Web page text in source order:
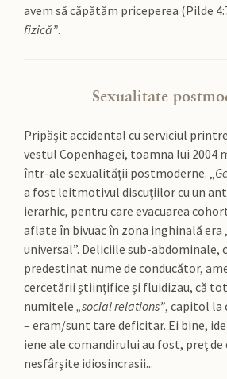
avem să căpătăm priceperea (Pilde
fizică”.
Sexualitate
Pripăşit accidental cu serviciul
vestul Copenhagei, toamna lui 2004
într-ale sexualităţii postmoderne. „
a fost leitmotivul discuţiilor cu un
ierarhic, pentru care evacuarea
aflate în bivuac în zona inghinală era
universal”. Deliciile sub-abdominale,
predestinat nume de conducător,
cercetării ştiinţifice şi fluidizau, că
numitele „social relations”, capitol la
– eram/sunt tare deficitar. Ei bine,
iene ale comandirului au fost, preţ de
nesfârşite idiosincrasii...